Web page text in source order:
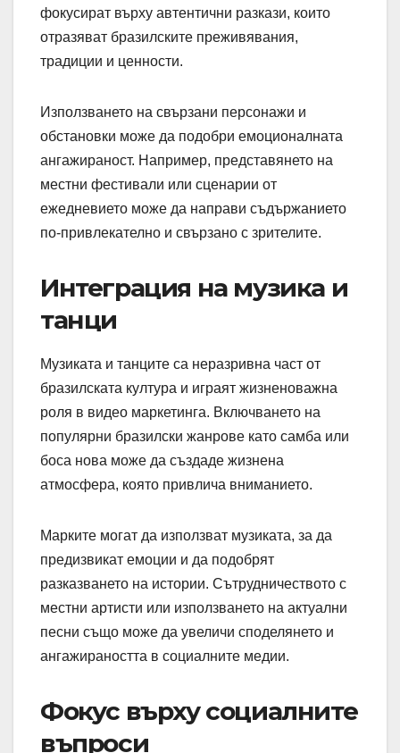
фокусират върху автентични разкази, които
отразяват бразилските преживявания,
традиции и ценности.
Използването на свързани персонажи и
обстановки може да подобри емоционалната
ангажираност. Например, представянето на
местни фестивали или сценарии от
ежедневието може да направи съдържанието
по-привлекателно и свързано с зрителите.
Интеграция на музика и
танци
Музиката и танците са неразривна част от
бразилската култура и играят жизненоважна
роля в видео маркетинга. Включването на
популярни бразилски жанрове като самба или
боса нова може да създаде жизнена
атмосфера, която привлича вниманието.
Марките могат да използват музиката, за да
предизвикат емоции и да подобрят
разказването на истории. Сътрудничеството с
местни артисти или използването на актуални
песни също може да увеличи споделянето и
ангажираността в социалните медии.
Фокус върху социалните
въпроси